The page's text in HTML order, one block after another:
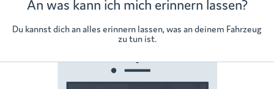
An was kann ich mich erinnern lassen?
Du kannst dich an alles erinnern lassen, was an deinem Fahrzeug
zu tun ist.